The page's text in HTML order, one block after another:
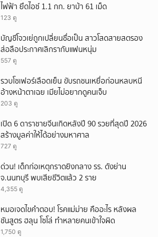
ไฟฟ้า ยึดไอซ์ 1.1 กก. ยาบ้า 61 เม็ด
123 ดู
บัญชีโจวเย่ถูกเปลี่ยนชื่อเป็น สาวโสดสายสตรอง
ส่อลือประกาศเลิกรากับแฟนหนุ่ม
557 ดู
รวบโชเฟอร์เลือดเย็น ขับรถชนเหยื่อก่อนหลบหนี
อ้างหน้าตาเฉย เมียไม่อยากดูคนเจ็บ
203 ดู
เปิด 6 ดาราชายจีนเกิดหลังปี 90 รวยที่สุดปี 2026
สร้างมูลค่าให้ได้อย่างมหาศาล
727 ดู
ด่วน! เด็กก่อเหตุกราดยิงกลาง รร. ดังย่าน
จ.นนทบุรี พบเสียชีวิตแล้ว 2 ราย
4,355 ดู
หมอเจดไขคำตอบ! โรคแม่ม่าย คืออะไร หลังผล
ชันสูตร ฮลุน โซโล่ ทำหลายคนเข้าใจผิด
1,750 ดู